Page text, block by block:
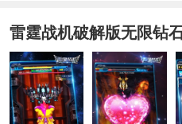
雷霆战机破解版无限钻